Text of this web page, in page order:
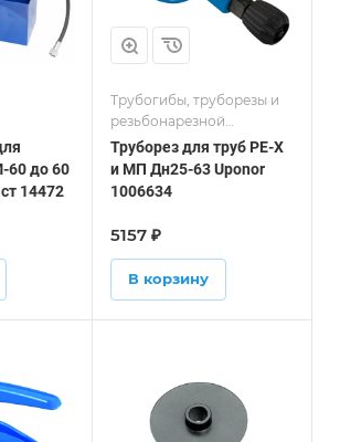
60 до 60
14472
Трубогибы, труборезы и
резьбонарезной
инструмент
Труборез для труб PE-X
и МП Дн25-63 Uponor
1006634
5157 ₽
В корзину